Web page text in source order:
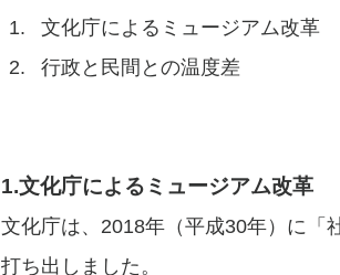
文化庁によるミュージアム改革
行政と民間との温度差
1.文化庁によるミュージアム改革
文化庁は、2018年（平成30年）に「
打ち出しました。